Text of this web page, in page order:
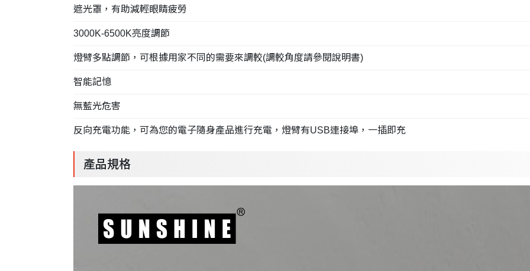
遮光罩，有助減輕眼睛疲勞
3000K-6500K亮度調節
燈臂多點調節，可根據用家不同的需要來調較(調較角度請參閱說明書)
智能記憶
無藍光危害
反向充電功能，可為您的電子隨身產品進行充電，燈臂有USB連接埠，一插即充
產品規格